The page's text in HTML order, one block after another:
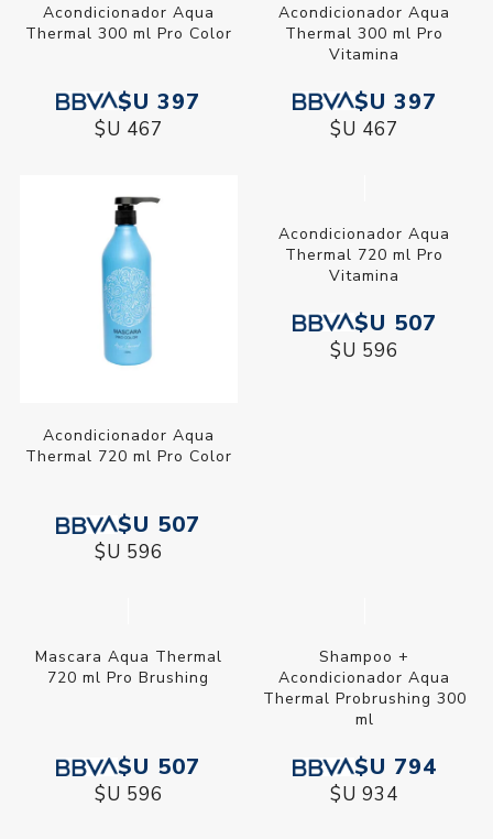
Acondicionador Aqua
Thermal 300 ml Pro Color
$U 397
$U 467
Acondicionador Aqua
Thermal 300 ml Pro
Vitamina
$U 397
$U 467
Acondicionador Aqua
Thermal 720 ml Pro Color
$U 507
$U 596
Acondicionador Aqua
Thermal 720 ml Pro
Vitamina
$U 507
$U 596
Mascara Aqua Thermal
720 ml Pro Brushing
$U 507
$U 596
Shampoo +
Acondicionador Aqua
Thermal Probrushing 300
ml
$U 794
$U 934